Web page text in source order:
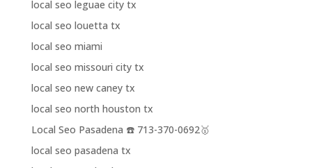
local seo leguae city tx
local seo louetta tx
local seo miami
local seo missouri city tx
local seo new caney tx
local seo north houston tx
Local Seo Pasadena ☎️ 713-370-0692🥇
local seo pasadena tx